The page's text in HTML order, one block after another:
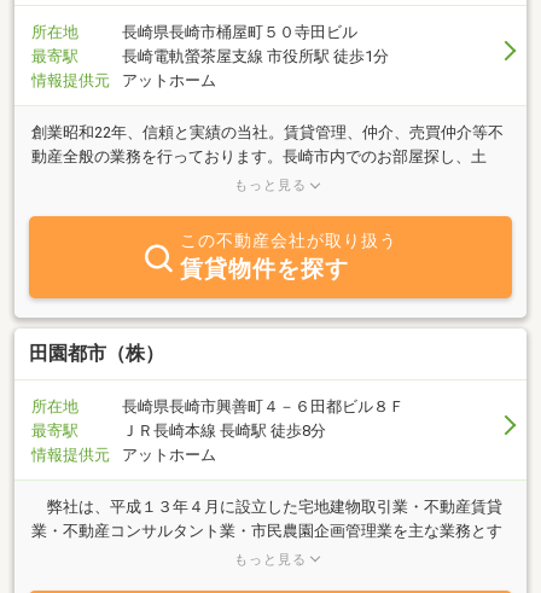
所在地
長崎県長崎市桶屋町５０寺田ビル
最寄駅
長崎電軌螢茶屋支線 市役所駅 徒歩1分
情報提供元
アットホーム
創業昭和22年、信頼と実績の当社。賃貸管理、仲介、売買仲介等不
動産全般の業務を行っております。長崎市内でのお部屋探し、土
地・マンション・戸建の購入等、不動産に関する御相談がございま
が、お客様の新たな暮らしをサポート致します。
もっと見る
この不動産会社が取り扱う
賃貸物件を探す
田園都市（株）
所在地
長崎県長崎市興善町４－６田都ビル８Ｆ
最寄駅
ＪＲ長崎本線 長崎駅 徒歩8分
情報提供元
アットホーム
弊社は、平成１３年４月に設立した宅地建物取引業・不動産賃貸
業・不動産コンサルタント業・市民農園企画管理業を主な業務とす
る会社です。 宅地建物取引業を通じて、住宅・マンション等お客
もっと見る